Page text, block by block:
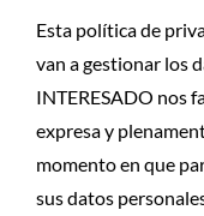
Esta política de
van a gestionar los
INTERESADO nos
expresa y
momento en que
sus datos